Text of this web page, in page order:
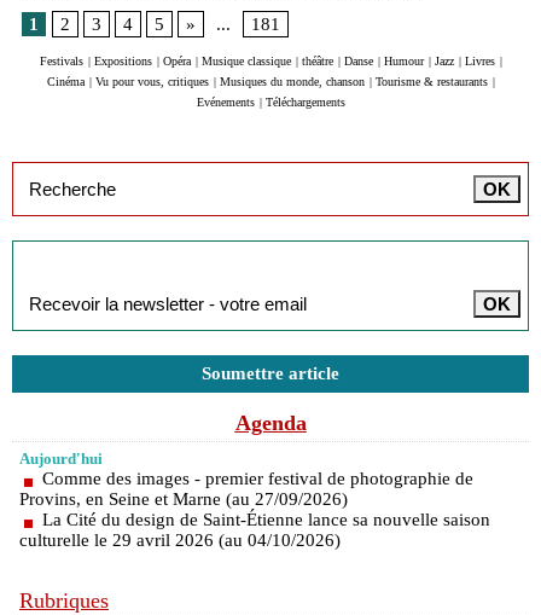
1
2 3 4 5 » ... 181
Festivals Expositions Opéra Musique classique théâtre Danse Humour Jazz Livres
Cinéma
Vu pour vous, critiques Musiques du monde, chanson Tourisme & restaurants
Evénements
Téléchargements
Soumettre article
Agenda
Aujourd'hui
Comme des images - premier festival de photographie de
Provins, en Seine et Marne (au 27/09/2026)
La Cité du design de Saint-Étienne lance sa nouvelle saison
culturelle le 29 avril 2026 (au 04/10/2026)
Rubriques